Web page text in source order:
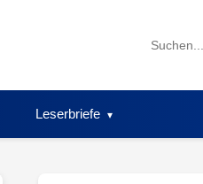
Search
Leserbriefe